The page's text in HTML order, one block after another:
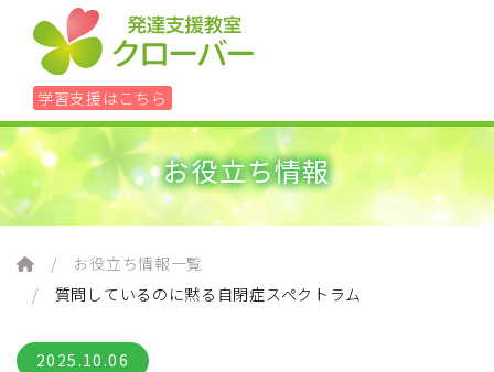
学習支援はこちら
ホーム お役立ち情報
お役立ち情報一覧
質問しているのに黙る自閉症スペクトラム
2025.10.06